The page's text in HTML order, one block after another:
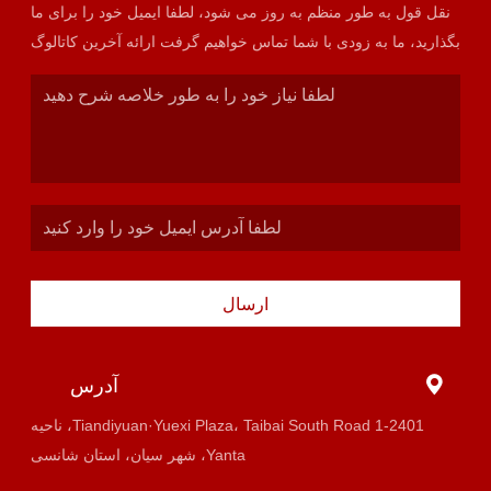
نقل قول به طور منظم به روز می شود، لطفا ایمیل خود را برای ما
بگذارید، ما به زودی با شما تماس خواهیم گرفت ارائه آخرین کاتالوگ
ارسال
آدرس
1-2401 Tiandiyuan·Yuexi Plaza، Taibai South Road، ناحیه
Yanta، شهر سیان، استان شانسی